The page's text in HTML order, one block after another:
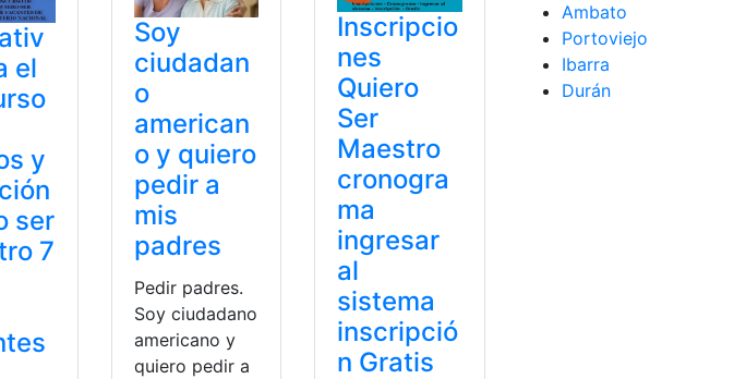
el
y
ser
7
Soy
ciudadan
o
american
o y quiero
pedir a
mis
padres
Pedir padres.
Soy ciudadano
americano y
quiero pedir a
Inscripcio
nes
Quiero
Ser
Maestro
cronogra
ma
ingresar
al
sistema
inscripció
n Gratis
Ambato
Portoviejo
Ibarra
Durán